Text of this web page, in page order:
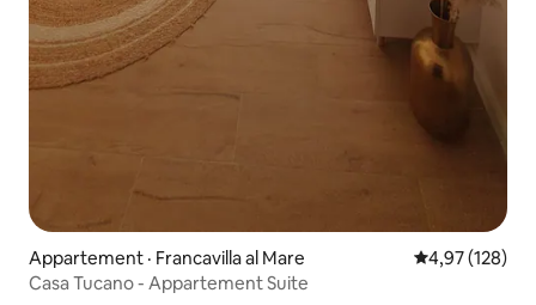
Appartement · Francavilla al Mare Note
4,97 (128)
Casa Tucano - Appartement Suite